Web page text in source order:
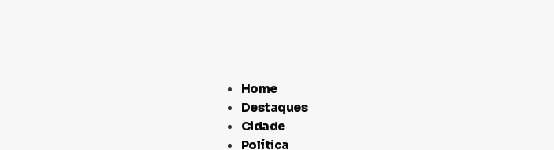
Home
Destaques
Cidade
Política